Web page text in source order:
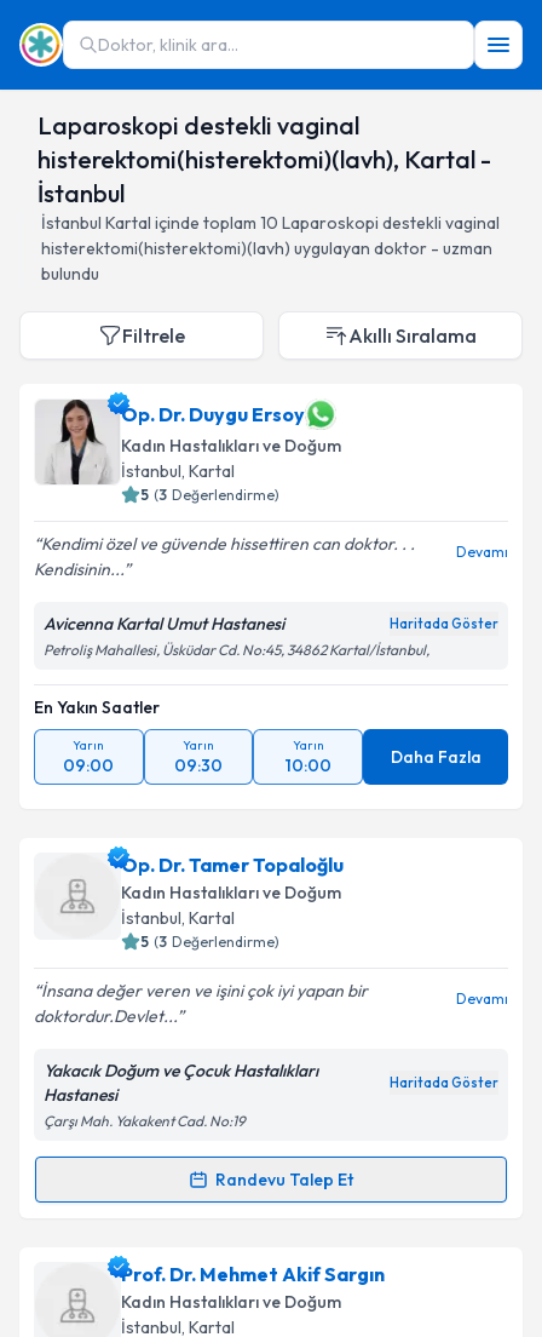
Doktor, klinik ara...
Laparoskopi destekli vaginal
histerektomi(histerektomi)(lavh), Kartal -
İstanbul
İstanbul Kartal içinde toplam 10 Laparoskopi destekli vaginal
histerektomi(histerektomi)(lavh) uygulayan doktor - uzman
bulundu
Filtrele Akıllı Sıralama
Op. Dr. Duygu Ersoy
Kadın Hastalıkları ve Doğum
İstanbul, Kartal
5 (3 Değerlendirme)
Kendimi özel ve güvende hissettiren can doktor. . .
Kendisinin...
Devamı
Avicenna Kartal Umut Hastanesi Haritada Göster
Petroliş Mahallesi, Üsküdar Cd. No:45, 34862 Kartal/İstanbul,
En Yakın Saatler
Yarın
09:00
Yarın
09:30
Yarın
10:00 Daha Fazla
Op. Dr. Tamer Topaloğlu
Kadın Hastalıkları ve Doğum
İstanbul, Kartal
5 (3 Değerlendirme)
İnsana değer veren ve işini çok iyi yapan bir
doktordur.Devlet...
Devamı
Yakacık Doğum ve Çocuk Hastalıkları
Hastanesi
Haritada Göster
Çarşı Mah. Yakakent Cad. No:19
Randevu Talep Et
Randevu Takvimi Talebi
Op. Dr. Tamer Topaloğluiçin randevu takvimi talebi
oluşturun. Size bu uzmandan randevu almanız için bir
takvim hazırlandığında e-posta ile bilgilendireceğiz.
Prof. Dr. Mehmet Akif Sargın
Kadın Hastalıkları ve Doğum
İstanbul, Kartal